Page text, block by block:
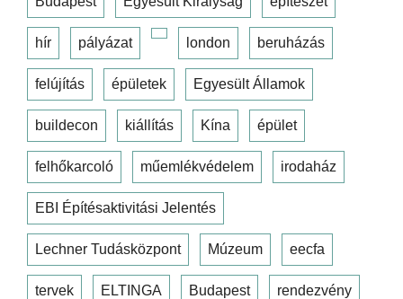
hír pályázat london beruházás
felújítás épületek Egyesült Államok
buildecon kiállítás Kína épület
felhőkarcoló műemlékvédelem irodaház
EBI Építésaktivitási Jelentés
Lechner Tudásközpont Múzeum eecfa
tervek ELTINGA Budapest rendezvény